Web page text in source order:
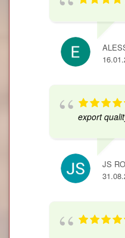
export
JS